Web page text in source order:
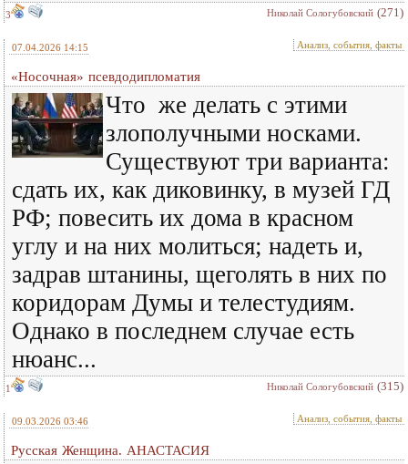
3 Николай Сологубовский (271)
07.04.2026 14:15 Анализ, события, факты
«Носочная» псевдодипломатия
Что же делать с этими
злополучными носками.
Существуют три варианта:
сдать их, как диковинку, в музей ГД
РФ; повесить их дома в красном
углу и на них молиться; надеть и,
задрав штанины, щеголять в них по
коридорам Думы и телестудиям.
Однако в последнем случае есть
нюанс...
1 Николай Сологубовский (315)
09.03.2026 03:46 Анализ, события, факты
Русская Женщина. АНАСТАСИЯ